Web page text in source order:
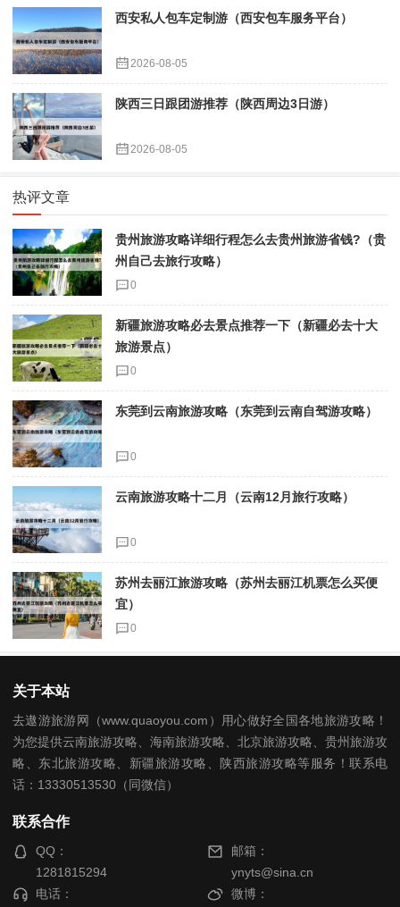
西安私人包车定制游（西安包车服务平台）
2026-08-05
陕西三日跟团游推荐（陕西周边3日游）
2026-08-05
热评文章
贵州旅游攻略详细行程怎么去贵州旅游省钱?（贵
州自己去旅行攻略）
0
新疆旅游攻略必去景点推荐一下（新疆必去十大
旅游景点）
0
东莞到云南旅游攻略（东莞到云南自驾游攻略）
0
云南旅游攻略十二月（云南12月旅行攻略）
0
苏州去丽江旅游攻略（苏州去丽江机票怎么买便
宜）
0
关于本站
去遨游旅游网（www.quaoyou.com）用心做好全国各地旅游攻略！
为您提供云南旅游攻略、海南旅游攻略、北京旅游攻略、贵州旅游攻
略、东北旅游攻略、新疆旅游攻略、陕西旅游攻略等服务！联系电
话：13330513530（同微信）
联系合作
QQ：
1281815294
邮箱：
ynyts@sina.cn
电话：
微博：